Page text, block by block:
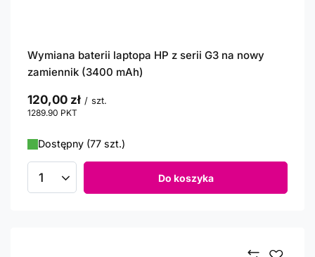
Wymiana baterii laptopa HP z serii G3 na nowy
zamiennik (3400 mAh)
120,00 zł / szt.
1289.90 PKT
Dostępny (77 szt.)
Ilość produktów Do koszyka